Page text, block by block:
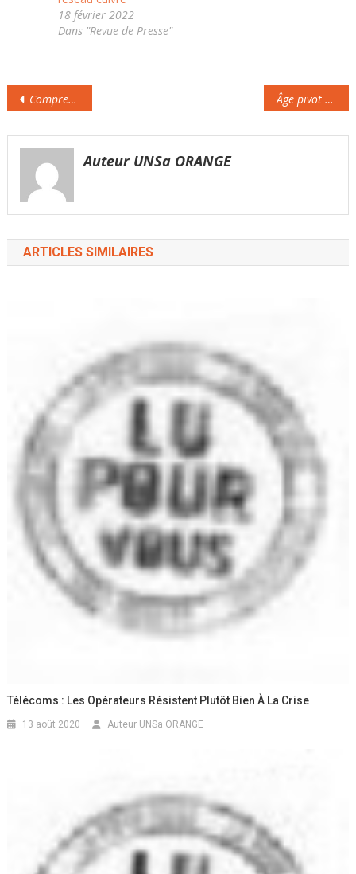
les…
18 février 2022
Dans "Revue de Presse"
Navigation
de
l’article
Comprendre les enjeux de la réforme des retraites (15) Âge pivot : sortie de crise ?
Auteur UNSa ORANGE
ARTICLES SIMILAIRES
Télécoms : Les Opérateurs Résistent Plutôt Bien À La Crise
13 août 2020 Auteur UNSa ORANGE